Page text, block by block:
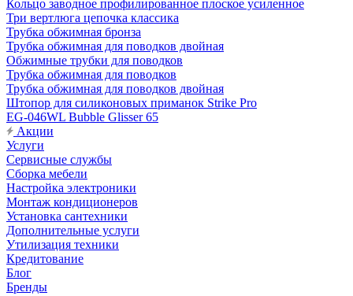
Кольцо заводное профилированное плоское усиленное
Три вертлюга цепочка классика
Трубка обжимная бронза
Трубка обжимная для поводков двойная
Обжимные трубки для поводков
Трубка обжимная для поводков
Трубка обжимная для поводков двойная
Штопор для силиконовых приманок Strike Pro
EG-046WL Bubble Glisser 65
Акции
Услуги
Сервисные службы
Сборка мебели
Настройка электроники
Монтаж кондиционеров
Установка сантехники
Дополнительные услуги
Утилизация техники
Кредитование
Блог
Бренды